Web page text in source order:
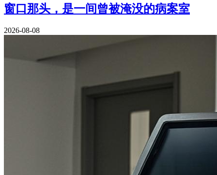
窗口那头，是一间曾被淹没的病案室
2026-08-08